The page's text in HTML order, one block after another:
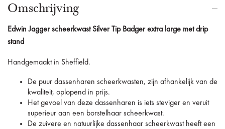
Omschrijving
Edwin Jagger scheerkwast Silver Tip Badger extra large met drip
stand
Handgemaakt in Sheffield.
De puur dassenharen scheerkwasten, zijn afhankelijk van de
kwaliteit, oplopend in prijs.
Het gevoel van deze dassenharen is iets steviger en veruit
superieur aan een borstelhaar scheerkwast.
De zuivere en natuurlijke dassenhaar scheerkwast heeft een